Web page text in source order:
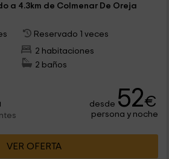
a 4.3km de Colmenar De Oreja
Reservado 1 veces
2 habitaciones
2 baños
desde 52€
persona y noche
VER OFERTA